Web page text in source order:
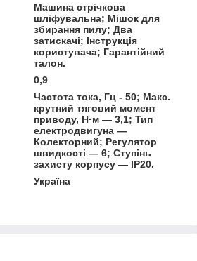
Машина стрічкова
шліфувальна; Мішок для
збирання пилу; Два
затискачі; Інструкція
користувача; Гарантійний
талон.
0,9
Частота тока, Гц - 50; Макс.
крутний тяговий момент
приводу, Н·м — 3,1; Тип
електродвигуна —
Колекторний; Регулятор
швидкості — 6; Ступінь
захисту корпусу — IP20.
Україна